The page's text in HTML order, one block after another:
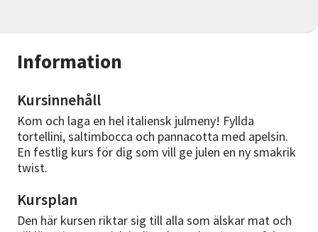
Information
Kursinnehåll
Kom och laga en hel italiensk julmeny! Fyllda
tortellini, saltimbocca och pannacotta med apelsin.
En festlig kurs för dig som vill ge julen en ny smakrik
twist.
Kursplan
Den här kursen riktar sig till alla som älskar mat och